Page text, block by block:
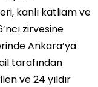
kanlı katliam ve
zirvesine
Ankara’ya
tarafından
ve 24 yıldır